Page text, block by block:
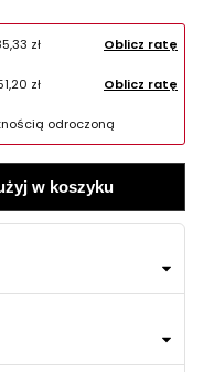
zł Oblicz ratę
zł Oblicz ratę
odroczoną
w koszyku